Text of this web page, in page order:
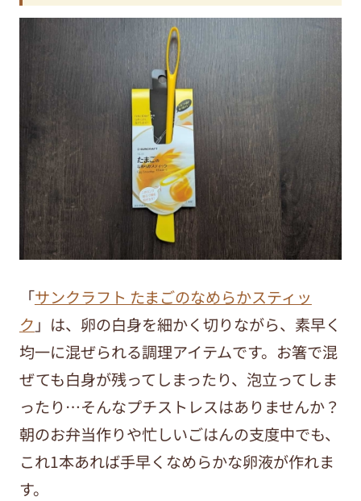
「サンクラフト たまごのなめらかスティッ
ク 」は、卵の白身を細かく切りながら、素早く
均一に混ぜられる調理アイテムです。お箸で混
ぜても白身が残ってしまったり、泡立ってしま
ったり…そんなプチストレスはありませんか？
朝のお弁当作りや忙しいごはんの支度中でも、
これ1本あれば手早くなめらかな卵液が作れま
す。